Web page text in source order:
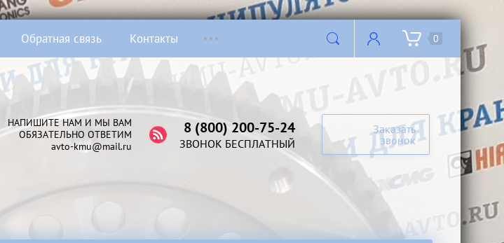
Обратная связь Контакты 0
НАПИШИТЕ НАМ И МЫ ВАМ
ОБЯЗАТЕЛЬНО ОТВЕТИМ
avto-kmu@mail.ru
8 (800) 200-75-24
ЗВОНОК БЕСПЛАТНЫЙ
Заказать
звонок